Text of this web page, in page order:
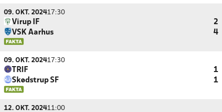
09. OKT. 202417:30
Virup IF
2
VSK Aarhus
4
09. OKT. 202417:30
TRIF
1
Skødstrup SF
1
12. OKT. 202411:00